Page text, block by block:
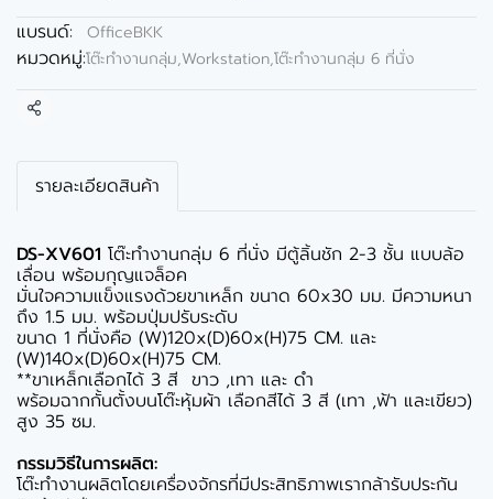
แบรนด์:
OfficeBKK
หมวดหมู่:โต๊ะทำงานกลุ่ม,Workstation,โต๊ะทำงานกลุ่ม 6 ที่นั่ง
แชร์
รายละเอียดสินค้า
DS-XV601 โต๊ะทำงานกลุ่ม 6 ที่นั่ง มีตู้ลิ้นชัก 2-3 ชั้น แบบล้อ
เลื่อน พร้อมกุญแจล็อค
มั่นใจความแข็งแรงด้วยขาเหล็ก ขนาด 60x30 มม. มีความหนา
ถึง 1.5 มม. พร้อมปุ่มปรับระดับ
ขนาด 1 ที่นั่งคือ (W)120x(D)60x(H)75 CM. และ
(W)140x(D)60x(H)75 CM.
**ขาเหล็กเลือกได้ 3 สี ขาว ,เทา และ ดำ
พร้อมฉากกั้นตั้งบนโต๊ะหุ้มผ้า เลือกสีได้ 3 สี (เทา ,ฟ้า และเขียว)
สูง 35 ซม.
กรรมวิธีในการผลิต:
โต๊ะทำงานผลิตโดยเครื่องจักรที่มีประสิทธิภาพเรากล้ารับประกัน